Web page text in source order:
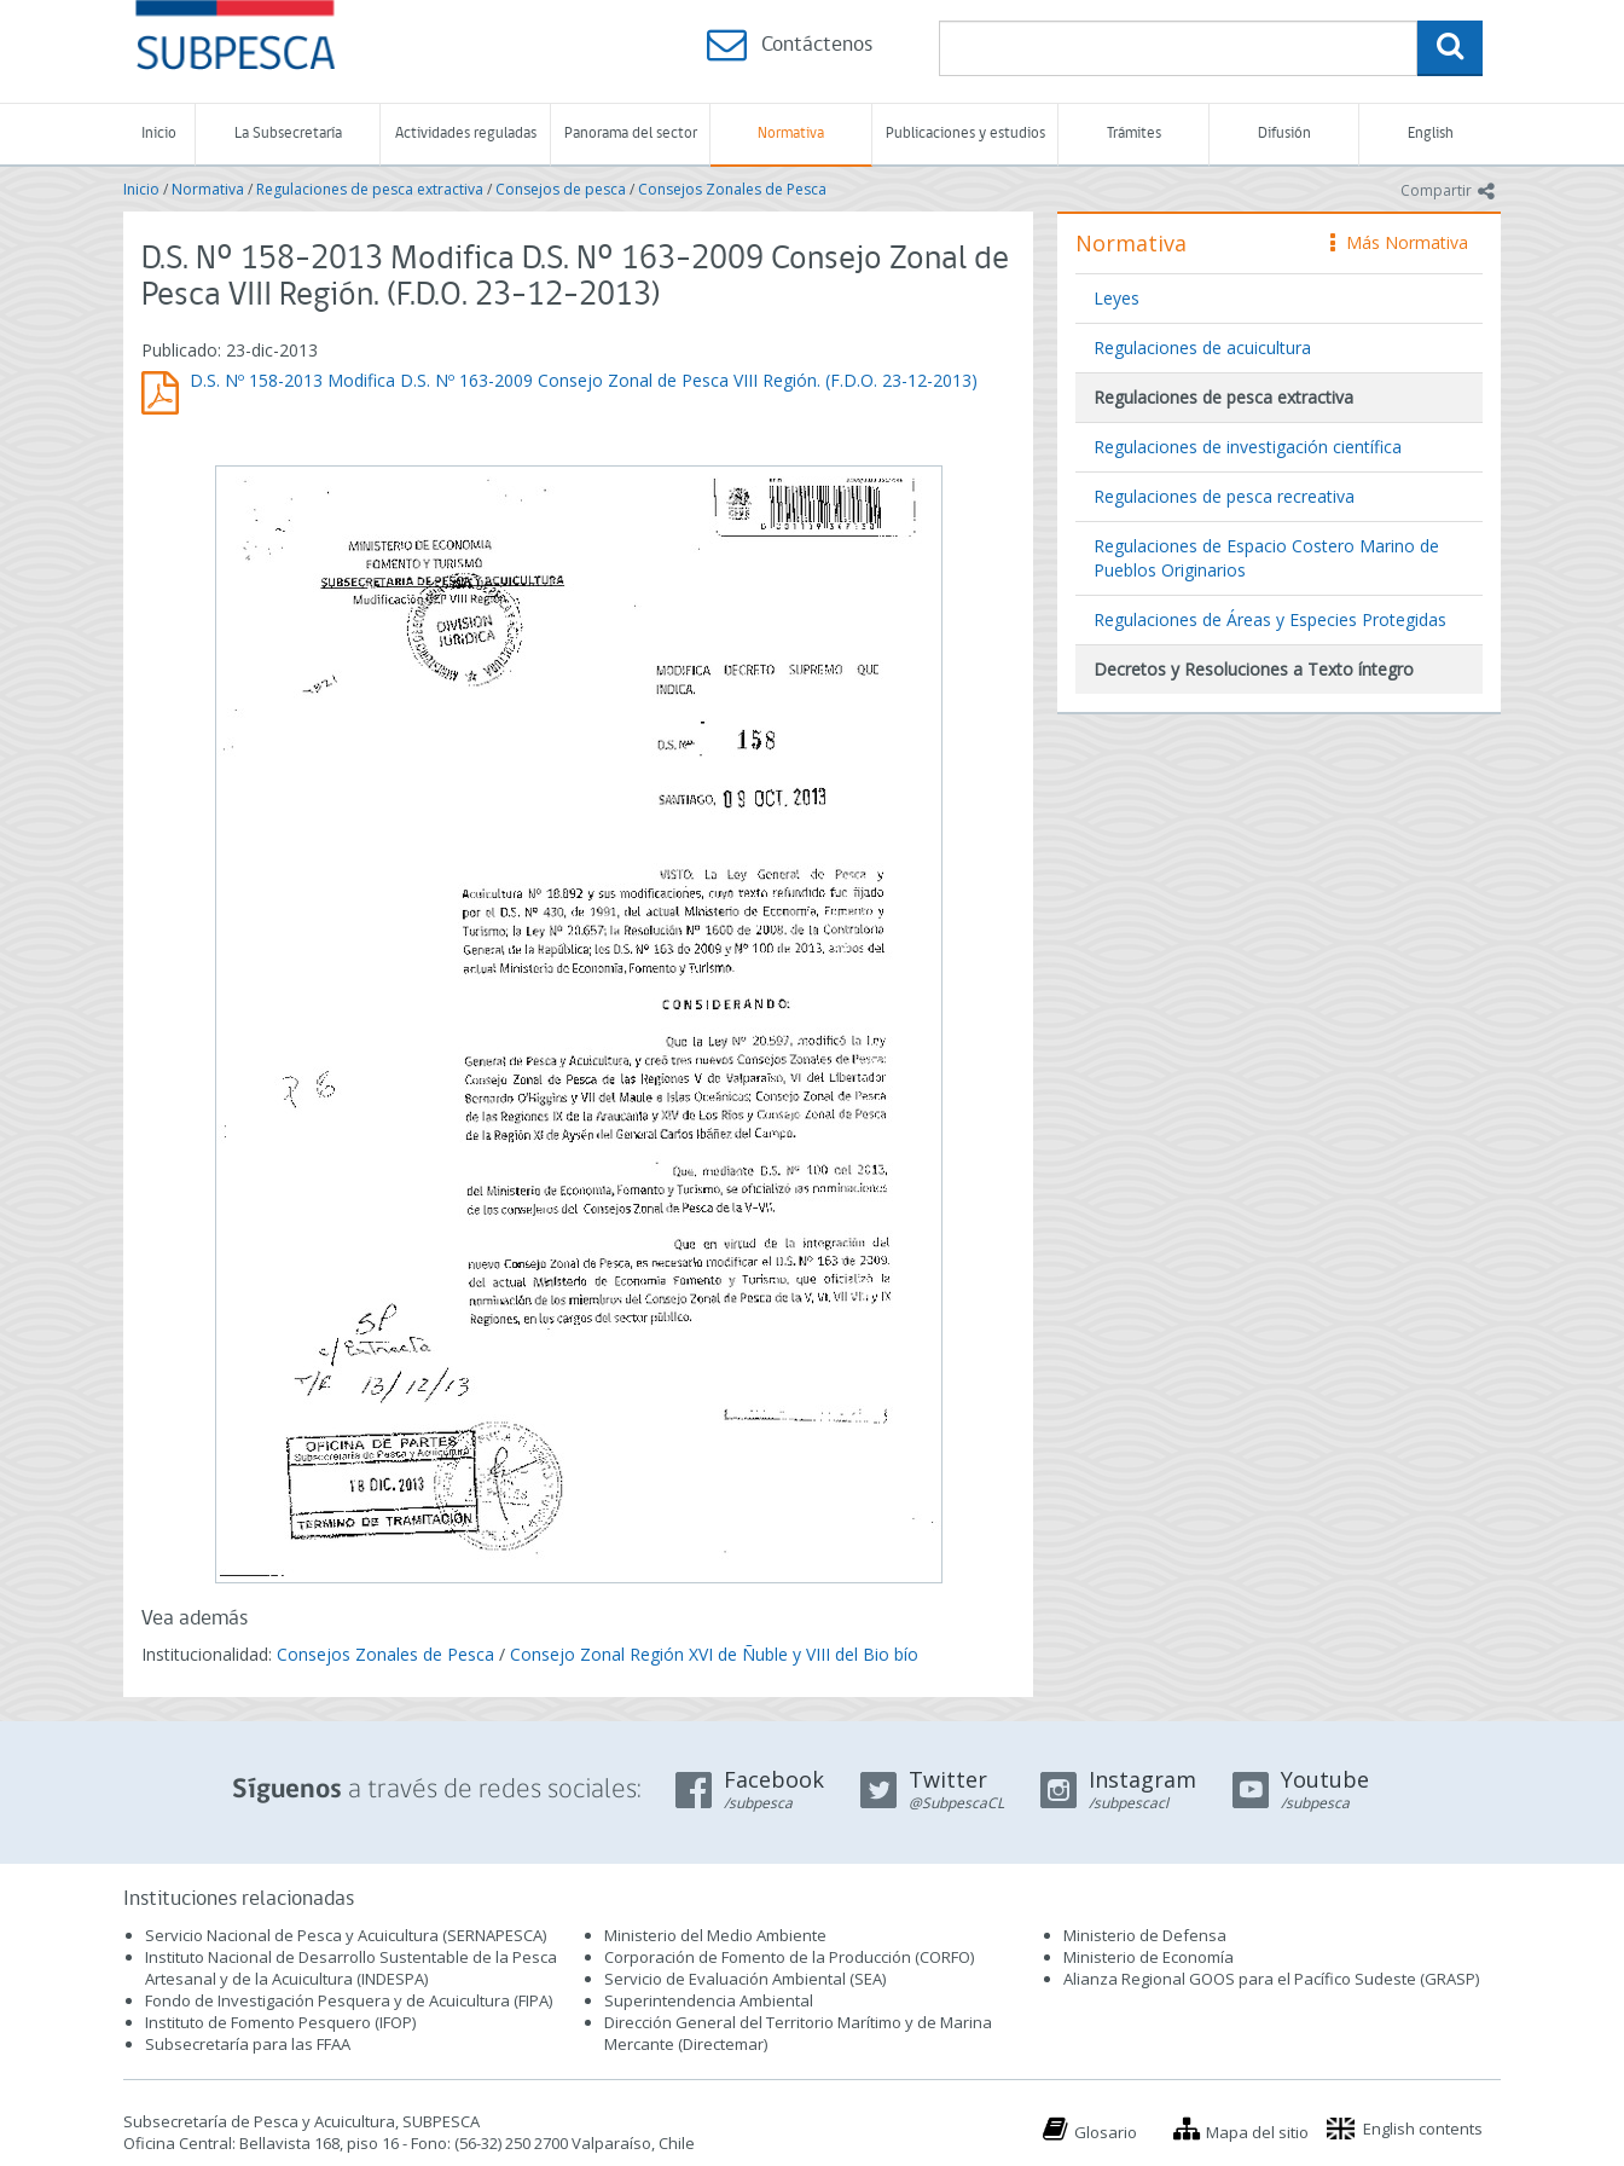
-
Subsecretaría
de
Pesca
Acuicultura
-
de
Chile
Contáctenos
Inicio La Subsecretaría Actividades reguladas Panorama del sector Normativa Publicaciones y estudios Trámites Difusión English
Compartir icono
Inicio /Normativa / Regulaciones de pesca extractiva / Consejos de pesca / Consejos Zonales de Pesca
D.S. Nº 158-2013 Modifica D.S. Nº 163-2009 Consejo Zonal de
Pesca VIII Región. (F.D.O. 23-12-2013)
Publicado: 23-dic-2013
D.S. Nº 158-2013 Modifica D.S. Nº 163-2009 Consejo Zonal de Pesca VIII Región. (F.D.O. 23-12-2013)
Vea además
Institucionalidad: Consejos Zonales de Pesca / Consejo Zonal Región XVI de Ñuble y VIII del Bio bío
icono
Más Normativa
Normativa
Leyes
Regulaciones de acuicultura
Regulaciones de pesca extractiva
Regulaciones de investigación científica
Regulaciones de pesca recreativa
Regulaciones de Espacio Costero Marino de
Pueblos Originarios
Regulaciones de Áreas y Especies Protegidas
Decretos y Resoluciones a Texto íntegro
Síguenos a través de redes sociales: Facebook
/subpesca
Twitter
@SubpescaCL
Instagram
/subpescacl
Youtube
/subpesca
Instituciones relacionadas
Servicio Nacional de Pesca y Acuicultura (SERNAPESCA)
Instituto Nacional de Desarrollo Sustentable de la Pesca
Artesanal y de la Acuicultura (INDESPA)
Fondo de Investigación Pesquera y de Acuicultura (FIPA)
Instituto de Fomento Pesquero (IFOP)
Subsecretaría para las FFAA
Ministerio del Medio Ambiente
Corporación de Fomento de la Producción (CORFO)
Servicio de Evaluación Ambiental (SEA)
Superintendencia Ambiental
Dirección General del Territorio Marítimo y de Marina
Mercante (Directemar)
Ministerio de Defensa
Ministerio de Economía
Alianza Regional GOOS para el Pacífico Sudeste (GRASP)
Subsecretaría de Pesca y Acuicultura, SUBPESCA
Oficina Central: Bellavista 168, piso 16 - Fono: (56-32) 250 2700 Valparaíso, Chile
Glosario Mapa del sitio English contents